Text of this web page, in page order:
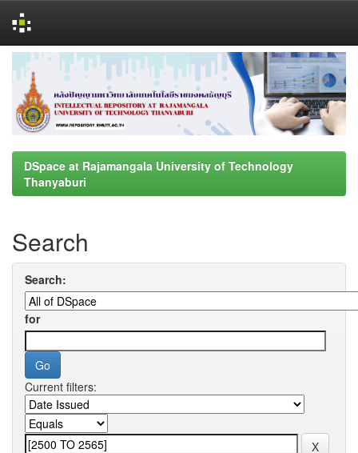
navigation
DSpace at Rajamangala University of Technology
Thanyaburi
Search
Search:
for
Current filters: